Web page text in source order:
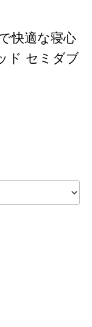
快適な寝心
ド セミダブ